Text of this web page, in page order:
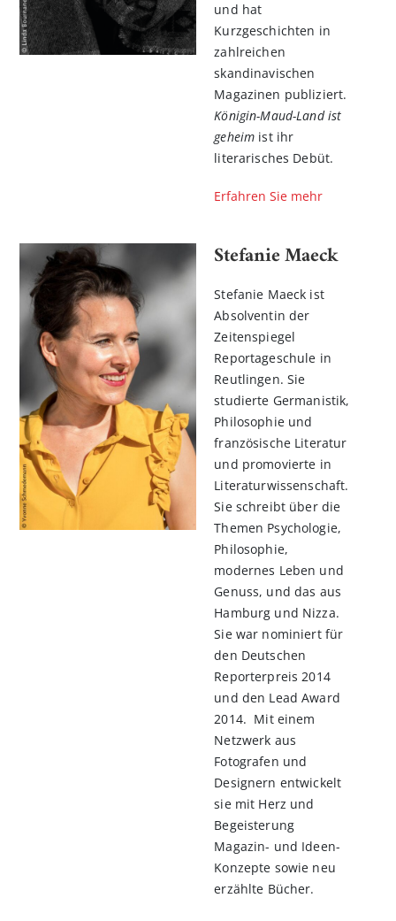
und hat
Kurzgeschichten in
zahlreichen
skandinavischen
Magazinen publiziert.
Königin-Maud-Land ist
geheim ist ihr
literarisches Debüt.
Erfahren Sie mehr
Stefanie Maeck
Stefanie Maeck ist
Absolventin der
Zeitenspiegel
Reportageschule in
Reutlingen. Sie
studierte Germanistik,
Philosophie und
französische Literatur
und promovierte in
Literaturwissenschaft.
Sie schreibt über die
Themen Psychologie,
Philosophie,
modernes Leben und
Genuss, und das aus
Hamburg und Nizza.
Sie war nominiert für
den Deutschen
Reporterpreis 2014
und den Lead Award
2014. Mit einem
Netzwerk aus
Fotografen und
Designern entwickelt
sie mit Herz und
Begeisterung
Magazin- und Ideen-
Konzepte sowie neu
erzählte Bücher.